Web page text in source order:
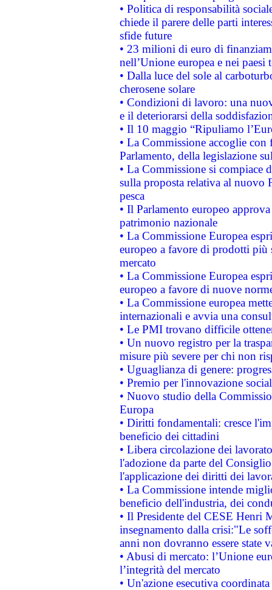
• Politica di responsabilità
chiede il parere delle parti
sfide future
• 23 milioni di euro di
nell’Unione europea e nei paesi
• Dalla luce del sole al
cherosene solare
• Condizioni di lavoro: una
e il deteriorarsi della
• Il 10 maggio “Ripuliamo
• La Commissione accoglie
Parlamento, della legislazione
• La Commissione si compiace
sulla proposta relativa al nuovo
pesca
• Il Parlamento europeo
patrimonio nazionale
• La Commissione Europea
europeo a favore di prodotti
mercato
• La Commissione Europea
europeo a favore di nuove
• La Commissione europea
internazionali e avvia una
• Le PMI trovano difficile
• Un nuovo registro per la
misure più severe per chi non
• Uguaglianza di genere:
• Premio per l'innovazione
• Nuovo studio della
Europa
• Diritti fondamentali: cresce
beneficio dei cittadini
• Libera circolazione dei
l'adozione da parte del
l'applicazione dei diritti dei
• La Commissione intende
beneficio dell'industria, dei
• Il Presidente del CESE Henri
insegnamento dalla crisi:"Le
anni non dovranno essere state
• Abusi di mercato: l’Unione
l’integrità del mercato
• Un'azione esecutiva